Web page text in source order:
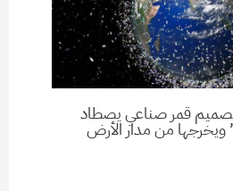
قمر صناعي يصطاد
ويخرجها من مدار الأرض